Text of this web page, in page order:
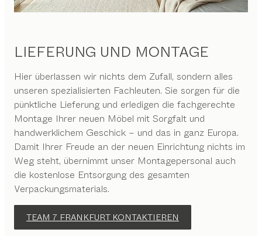
LIEFERUNG UND MONTAGE
Hier überlassen wir nichts dem Zufall, sondern alles
unseren spezialisierten Fachleuten. Sie sorgen für die
pünktliche Lieferung und erledigen die fachgerechte
Montage Ihrer neuen Möbel mit Sorgfalt und
handwerklichem Geschick – und das in ganz Europa.
Damit Ihrer Freude an der neuen Einrichtung nichts im
Weg steht, übernimmt unser Montagepersonal auch
die kostenlose Entsorgung des gesamten
Verpackungsmaterials.
TEAM 7 FRANKFURT KONTAKTIEREN